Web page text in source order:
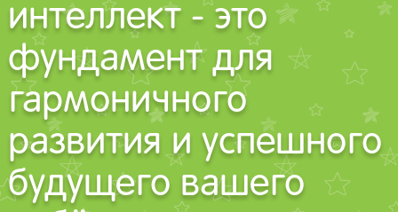
интеллект - это
фундамент для
гармоничного
развития и успешного
будущего вашего